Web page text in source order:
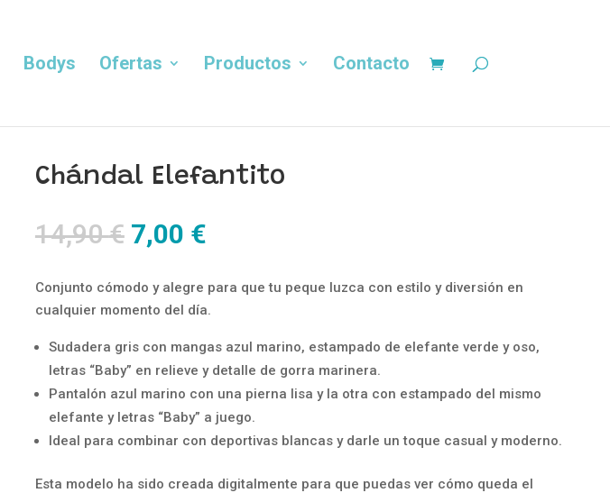
Bodys Ofertas Productos Contacto
Chándal Elefantito
14,90€ El
precio
original
era:
14,90 €.
7,00 €El
actual
es:
7,00 €.
Conjunto cómodo y alegre para que tu peque luzca con estilo y diversión en
cualquier momento del día.
Sudadera gris con mangas azul marino, estampado de elefante verde y oso,
letras “Baby” en relieve y detalle de gorra marinera.
Pantalón azul marino con una pierna lisa y la otra con estampado del mismo
elefante y letras “Baby” a juego.
Ideal para combinar con deportivas blancas y darle un toque casual y moderno.
Esta modelo ha sido creada digitalmente para que puedas ver cómo queda el